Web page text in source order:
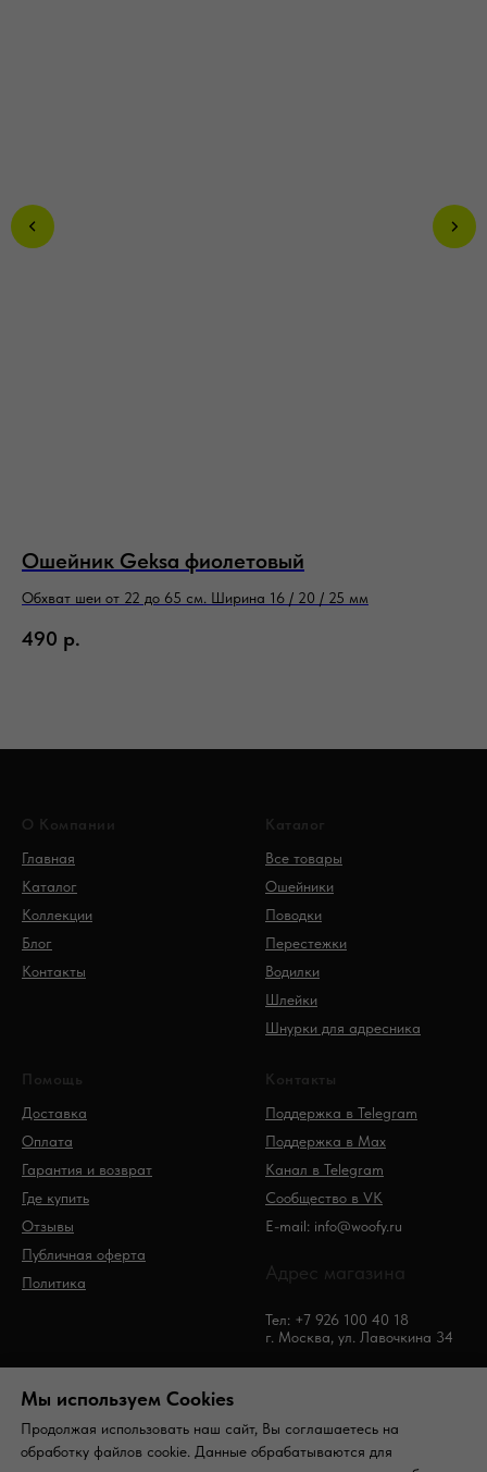
Ошейник Geksa фиолетовый
Обхват шеи от 22 до 65 см. Ширина 16 / 20 / 25 мм
490 р.
О Компании
Главная
Каталог
Коллекции
Блог
Контакты
Каталог
Все товары
Ошейники
Поводки
Перестежки
Водилки
Шлейки
Шнурки для адресника
Помощь
Доставка
Оплата
Гарантия и возврат
Где купить
Отзывы
Публичная оферта
Политика
Контакты
Поддержка в Telegram
Поддержка в Max
Канал в Telegram
Сообщество в VK
E-mail: info@woofy.ru
Адрес магазина
Тел: +7 926 100 40 18
г. Москва, ул. Лавочкина 34
Мы используем Сookies
Продолжая использовать наш сайт, Вы соглашаетесь на
обработку файлов cookie. Данные обрабатываются для